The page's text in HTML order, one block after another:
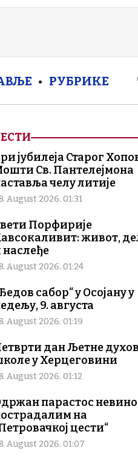
РУБРИКЕ
јубилеја Старог
Св. Пантелејмона
челу литије
August 2026. 01:31
Порфирије
живот,
наслеђе
August 2026. 01:24
сабор“ у Осојану у
9. августа
August 2026. 01:19
дан Љетне
у Херцеговини
August 2026. 01:12
парастос невино
на
цести“
August 2026. 01:07